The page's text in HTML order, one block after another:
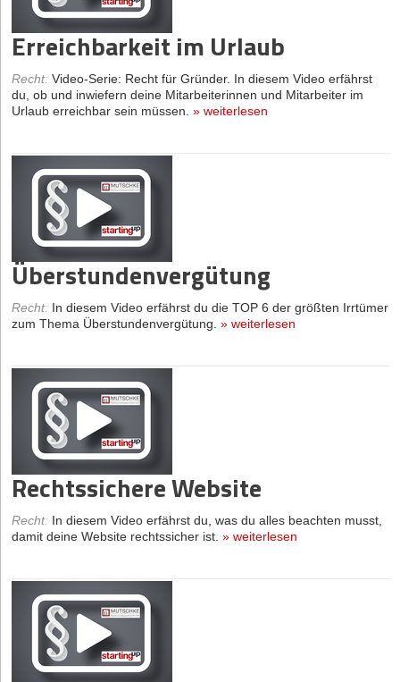
Erreichbarkeit im Urlaub
Recht: Video-Serie: Recht für Gründer. In diesem Video erfährst
du, ob und inwiefern deine Mitarbeiterinnen und Mitarbeiter im
Urlaub erreichbar sein müssen. » weiterlesen
Überstundenvergütung
Recht: In diesem Video erfährst du die TOP 6 der größten Irrtümer
zum Thema Überstundenvergütung. » weiterlesen
Rechtssichere Website
Recht: In diesem Video erfährst du, was du alles beachten musst,
damit deine Website rechtssicher ist. » weiterlesen